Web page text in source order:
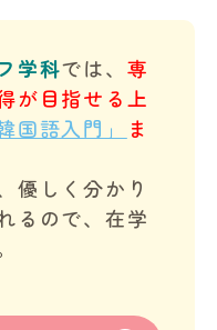
学科では、 専
が目指せる上
国語入門」
ま
優しく分かり
るので、在学